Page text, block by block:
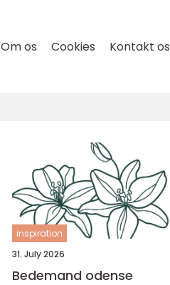
Om os Cookies Kontakt os
inspiration
31. July 2026
Bedemand odense